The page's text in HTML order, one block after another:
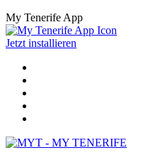
My Tenerife App
Jetzt installieren